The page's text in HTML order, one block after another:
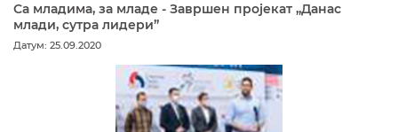
Са младима, за младе - Завршен пројекат „Данас
млади, сутра лидери”
Датум: 25.09.2020